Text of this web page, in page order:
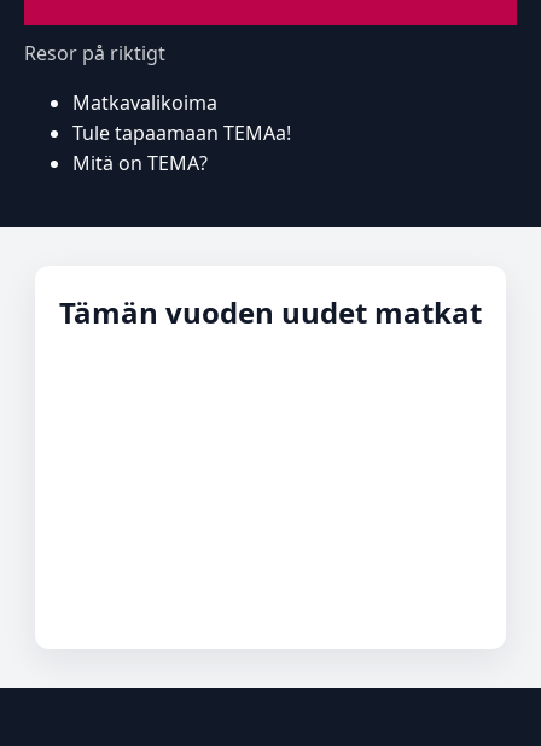
Resor på riktigt
Matkavalikoima
Tule tapaamaan TEMAa!
Mitä on TEMA?
Tämän vuoden uudet matkat